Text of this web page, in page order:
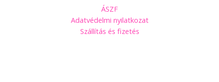
ÁSZF
Adatvédelmi nyilatkozat
Szállítás és fizetés